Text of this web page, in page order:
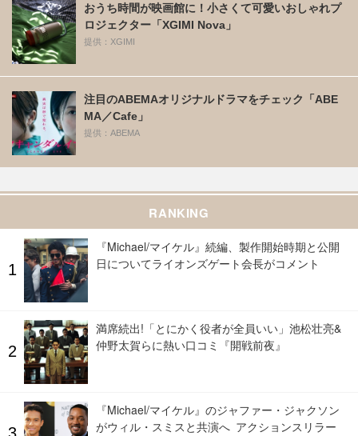
おうち時間が映画館に！小さくて可愛いおしゃれプ
ロジェクター「XGIMI Nova」
提供：XGIMI
注目のABEMAオリジナルドラマをチェック「ABE
MA／Cafe」
提供：ABEMA
RANKING
『Michael/マイケル』続編、製作開始時期と公開
日についてライオンズゲート会長がコメント
満席続出!「とにかく役者が全員いい」池松壮亮&
仲野太賀らに熱い口コミ『開戦前夜』
『Michael/マイケル』のジャファー・ジャクソン
がウィル・スミスと共演へ アクションスリラー